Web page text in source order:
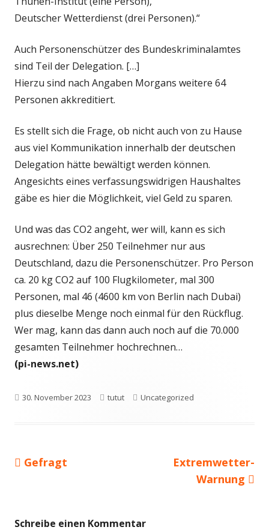
Deutscher Wetterdienst (drei Personen).“
Auch Personenschützer des Bundeskriminalamtes
sind Teil der Delegation. […]
Hierzu sind nach Angaben Morgans weitere 64
Personen akkreditiert.
Es stellt sich die Frage, ob nicht auch von zu Hause
aus viel Kommunikation innerhalb der deutschen
Delegation hätte bewältigt werden können.
Angesichts eines verfassungswidrigen Haushaltes
gäbe es hier die Möglichkeit, viel Geld zu sparen.
Und was das CO2 angeht, wer will, kann es sich
ausrechnen: Über 250 Teilnehmer nur aus
Deutschland, dazu die Personenschützer. Pro Person
ca. 20 kg CO2 auf 100 Flugkilometer, mal 300
Personen, mal 46 (4600 km von Berlin nach Dubai)
plus dieselbe Menge noch einmal für den Rückflug.
Wer mag, kann das dann auch noch auf die 70.000
gesamten Teilnehmer hochrechnen…
(pi-news.net)
Veröffentlicht
30. November 2023 Autor
tutut Kategorien
Uncategorized
Beitragsnavigation
Vorheriger
Gefragt
Nächster
Beitrag
Extremwetter-
Warnung
Schreibe einen Kommentar